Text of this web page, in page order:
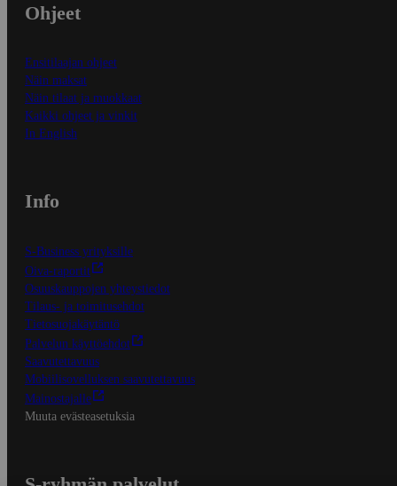
Ohjeet
Ensitilaajan ohjeet
Näin maksat
Näin tilaat ja muokkaat
Kaikki ohjeet ja vinkit
In English
Info
S-Business yrityksille
Oiva-raportit
Osuuskauppojen yhteystiedot
Tilaus- ja toimitusehdot
Tietosuojakäytäntö
Palvelun käyttöehdot
Saavutettavuus
Mobiilisovelluksen saavutettavuus
Mainostajalle
Muuta evästeasetuksia